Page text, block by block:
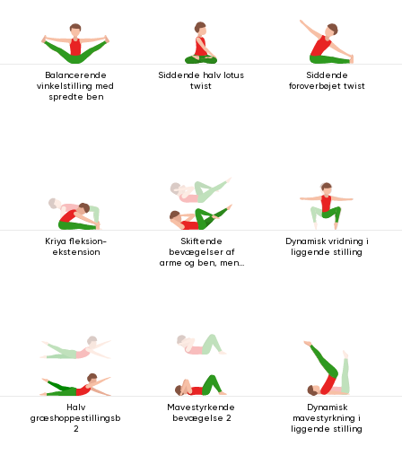
Balancerende
vinkelstilling med
spredte ben
Siddende halv lotus
twist
Siddende
foroverbøjet twist
Kriya fleksion-
ekstension
Skiftende
bevægelser af
arme og ben, mens
Dynamisk vridning i
liggende stilling
Halv
græshoppestillingsbevægelse
2
Mavestyrkende
bevægelse 2
Dynamisk
mavestyrkning i
liggende stilling